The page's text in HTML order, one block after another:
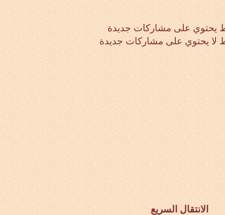
يحتوي على مشاركات جديدة
يحتوي على مشاركات جديدة
الانتقال السريع